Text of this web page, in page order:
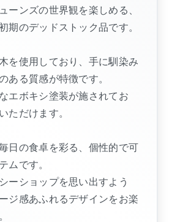
ーンズの世界観を楽しめる、
期のデッドストック品です。
を使用しており、手に馴染み
ある質感が特徴です。
エボキシ塗装が施されてお
ただけます。
日の食卓を彩る、個性的で可
ムです。
ーショップを思い出すよう
ジ感あふれるデザインをお楽